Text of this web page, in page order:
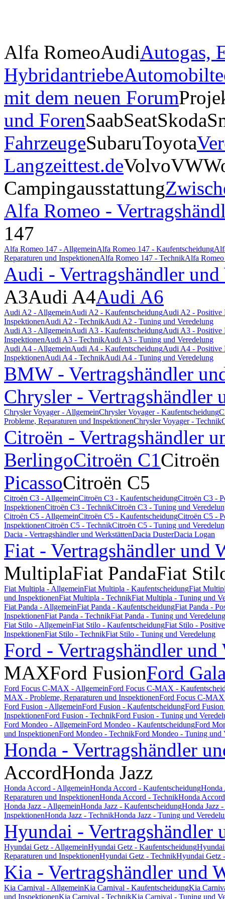
Alfa RomeoAudiAutogas,
Hybridantriebe
mit dem neuen Forum
und ForenSaabSeatSkoda
FahrzeugeSubaruToyota
Langzeittest.deVolvoVW
Campingausstattung
Alfa Romeo -
147
Alfa Romeo 147 - AllgemeinAlfa Romeo 147 - Kaufentscheidung
Reparaturen und InspektionenAlfa Romeo 147 - TechnikAlfa
Audi - Vertragshändler und
A3Audi A4Audi A6
Audi A2 - AllgemeinAudi A2 - KaufentscheidungAudi A2 - Positive
InspektionenAudi A2 - TechnikAudi A2 - Tuning und Veredelung
Audi A3 - AllgemeinAudi A3 - KaufentscheidungAudi A3 - Positive
InspektionenAudi A3 - TechnikAudi A3 - Tuning und Veredelung
Audi A4 - AllgemeinAudi A4 - KaufentscheidungAudi A4 - Positive
InspektionenAudi A4 - TechnikAudi A4 - Tuning und Veredelung
BMW - Vertragshändler
Chrysler - Vertragshändler
Chrysler Voyager - AllgemeinChrysler Voyager - Kaufentscheidung
Probleme, Reparaturen und InspektionenChrysler Voyager - Technik
Citroën - Vertragshändler
BerlingoCitroën C1Citroën
PicassoCitroën C5
Citroën C3 - AllgemeinCitroën C3 - KaufentscheidungCitroën C3 -
InspektionenCitroën C3 - TechnikCitroën C3 - Tuning und
Citroën C5 - AllgemeinCitroën C5 - KaufentscheidungCitroën C5 -
InspektionenCitroën C5 - TechnikCitroën C5 - Tuning und
Dacia - Vertragshändler und WerkstättenDacia DusterDacia Logan
Fiat - Vertragshändler und
MultiplaFiat PandaFiat
Fiat Multipla - AllgemeinFiat Multipla - KaufentscheidungFiat
und InspektionenFiat Multipla - TechnikFiat Multipla - Tuning und
Fiat Panda - AllgemeinFiat Panda - KaufentscheidungFiat Panda -
InspektionenFiat Panda - TechnikFiat Panda - Tuning und Veredelung
Fiat Stilo - AllgemeinFiat Stilo - KaufentscheidungFiat Stilo -
InspektionenFiat Stilo - TechnikFiat Stilo - Tuning und Veredelung
Ford - Vertragshändler und
MAXFord FusionFord
Ford Focus C-MAX - AllgemeinFord Focus C-MAX -
MAX - Probleme, Reparaturen und InspektionenFord Focus C-
Ford Fusion - AllgemeinFord Fusion - KaufentscheidungFord
InspektionenFord Fusion - TechnikFord Fusion - Tuning und
Ford Mondeo - AllgemeinFord Mondeo - KaufentscheidungFord
und InspektionenFord Mondeo - TechnikFord Mondeo - Tuning und
Honda - Vertragshändler
AccordHonda Jazz
Honda Accord - AllgemeinHonda Accord - KaufentscheidungHonda
Reparaturen und InspektionenHonda Accord - TechnikHonda
Honda Jazz - AllgemeinHonda Jazz - KaufentscheidungHonda Jazz
InspektionenHonda Jazz - TechnikHonda Jazz - Tuning und
Hyundai - Vertragshändler
Hyundai Getz - AllgemeinHyundai Getz - Kaufentscheidung
Reparaturen und InspektionenHyundai Getz - TechnikHyundai Getz
Kia - Vertragshändler und
Kia Carnival - AllgemeinKia Carnival - KaufentscheidungKia
und InspektionenKia Carnival - TechnikKia Carnival - Tuning und